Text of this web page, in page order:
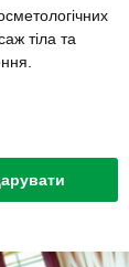
тіла та